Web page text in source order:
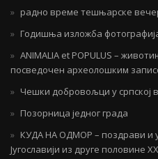
радно време тешњарске
Годишња изложба
ANIMALIA et POPULUS –
посведочен археолошким
Чешки добровољци у српској
Позорница једног града
КУДА НА ОДМОР – поздрави и
Југославији из друге половине